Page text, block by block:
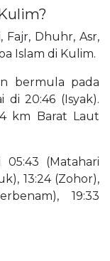
Fajr, Dhuhr, Asr,
Islam di Kulim.
bermula pada
di 20:46 (Isyak).
km Barat Laut
(Matahari
13:24 (Zohor),
19:33